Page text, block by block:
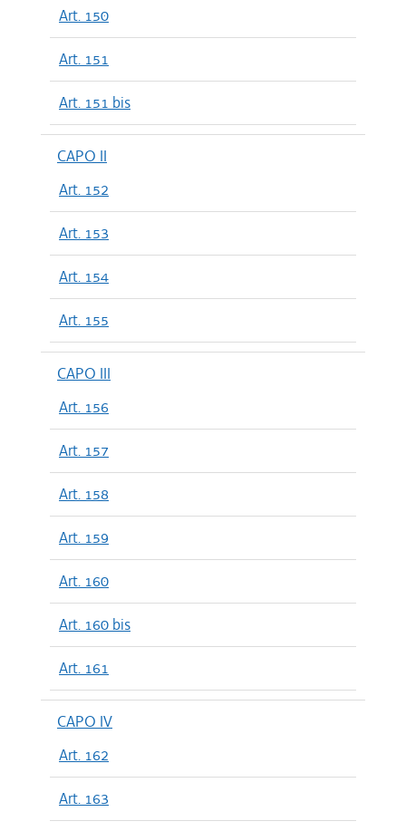
Art. 150
Art. 151
Art. 151 bis
CAPO II
Art. 152
Art. 153
Art. 154
Art. 155
CAPO III
Art. 156
Art. 157
Art. 158
Art. 159
Art. 160
Art. 160 bis
Art. 161
CAPO IV
Art. 162
Art. 163